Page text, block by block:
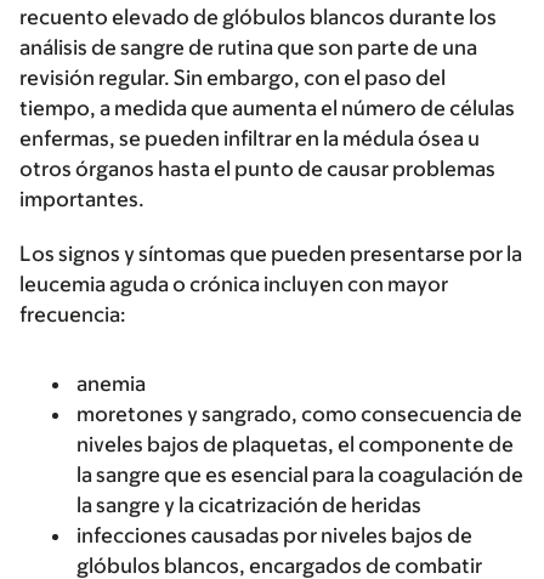
recuento elevado de glóbulos blancos durante los
análisis de sangre de rutina que son parte de una
revisión regular. Sin embargo, con el paso del
tiempo, a medida que aumenta el número de células
enfermas, se pueden infiltrar en la médula ósea u
otros órganos hasta el punto de causar problemas
importantes.
Los signos y síntomas que pueden presentarse por la
leucemia aguda o crónica incluyen con mayor
frecuencia:
anemia
moretones y sangrado, como consecuencia de
niveles bajos de plaquetas, el componente de
la sangre que es esencial para la coagulación de
la sangre y la cicatrización de heridas
infecciones causadas por niveles bajos de
glóbulos blancos, encargados de combatir